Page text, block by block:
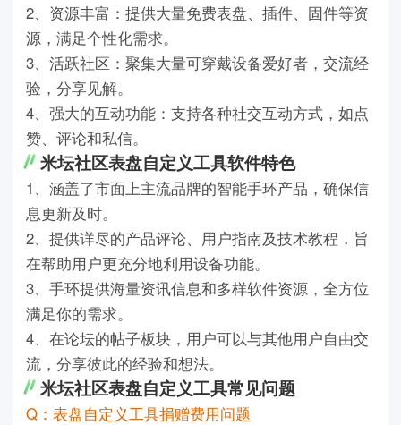
2、资源丰富：提供大量免费表盘、插件、固件等资
源，满足个性化需求。
3、活跃社区：聚集大量可穿戴设备爱好者，交流经
验，分享见解。
4、强大的互动功能：支持各种社交互动方式，如点
赞、评论和私信。
米坛社区表盘自定义工具软件特色
1、涵盖了市面上主流品牌的智能手环产品，确保信
息更新及时。
2、提供详尽的产品评论、用户指南及技术教程，旨
在帮助用户更充分地利用设备功能。
3、手环提供海量资讯信息和多样软件资源，全方位
满足你的需求。
4、在论坛的帖子板块，用户可以与其他用户自由交
流，分享彼此的经验和想法。
米坛社区表盘自定义工具常见问题
Q：表盘自定义工具捐赠费用问题